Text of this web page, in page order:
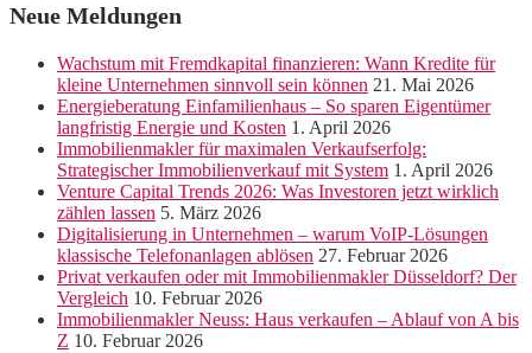
Neue Meldungen
Wachstum mit Fremdkapital finanzieren: Wann Kredite für
kleine Unternehmen sinnvoll sein können 21. Mai 2026
Energieberatung Einfamilienhaus – So sparen Eigentümer
langfristig Energie und Kosten 1. April 2026
Immobilienmakler für maximalen Verkaufserfolg:
Strategischer Immobilienverkauf mit System 1. April 2026
Venture Capital Trends 2026: Was Investoren jetzt wirklich
zählen lassen 5. März 2026
Digitalisierung in Unternehmen – warum VoIP-Lösungen
klassische Telefonanlagen ablösen 27. Februar 2026
Privat verkaufen oder mit Immobilienmakler Düsseldorf? Der
Vergleich 10. Februar 2026
Immobilienmakler Neuss: Haus verkaufen – Ablauf von A bis
Z 10. Februar 2026